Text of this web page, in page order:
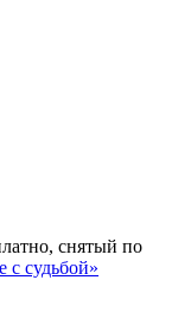
снятый по
с судьбой»